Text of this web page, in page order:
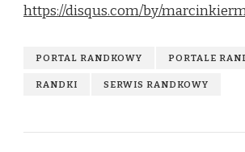
https://disqus.com/by/
PORTAL RANDKOWY PORTALE
RANDKI SERWIS RANDKOWY